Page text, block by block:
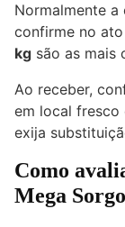
Normalmente a
confirme no
kg são as mais
Ao receber,
em local fresco
exija
Como
Mega